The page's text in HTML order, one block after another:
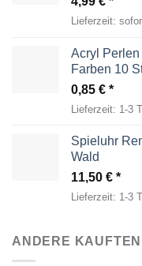
Lieferzeit:
Acryl
Farben 10
0,85 €
Lieferzeit: 1-3
Spieluhr
Wald
11,50 €
Lieferzeit: 1-3
ANDERE KAUFTEN